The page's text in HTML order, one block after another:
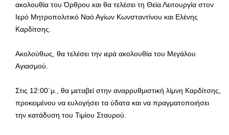
ακολουθία του Όρθρου και θα τελέσει τη Θεία Λειτουργία στον
Ιερό Μητροπολιτικό Ναό Αγίων Κωνσταντίνου και Ελένης
Καρδίτσης.
Ακολούθως, θα τελέσει την ιερά ακολουθία του Μεγάλου
Αγιασμού.
Στις 12:00΄μ., θα μεταβεί στην αναρρυθμιστική λίμνη Καρδίτσης,
προκειμένου να ευλογήσει τα ύδατα και να πραγματοποιήσει
την κατάδυση του Τιμίου Σταυρού.